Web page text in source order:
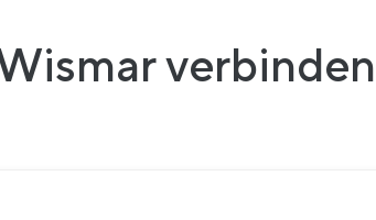
verbinden